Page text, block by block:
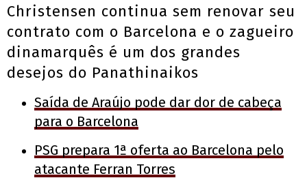
Christensen continua sem renovar seu
contrato com o Barcelona e o zagueiro
dinamarquês é um dos grandes
desejos do Panathinaikos
Saída de Araújo pode dar dor de cabeça
para o Barcelona
PSG prepara 1ª oferta ao Barcelona pelo
atacante Ferran Torres